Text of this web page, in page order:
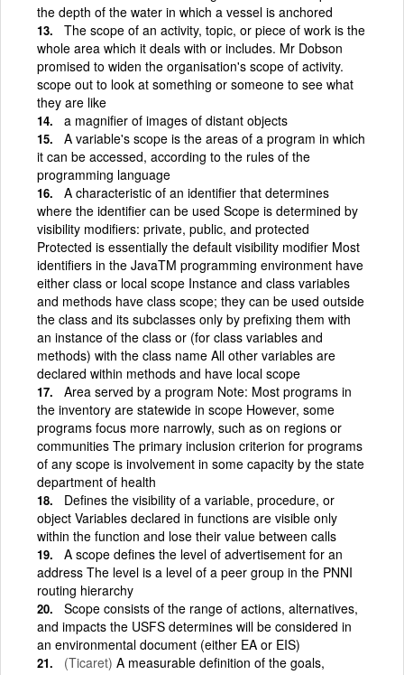
the depth of the water in which a vessel is anchored
The scope of an activity, topic, or piece of work is the
whole area which it deals with or includes. Mr Dobson
promised to widen the organisation's scope of activity.
scope out to look at something or someone to see what
they are like
a magnifier of images of distant objects
A variable's scope is the areas of a program in which
it can be accessed, according to the rules of the
programming language
A characteristic of an identifier that determines
where the identifier can be used Scope is determined by
visibility modifiers: private, public, and protected
Protected is essentially the default visibility modifier Most
identifiers in the JavaTM programming environment have
either class or local scope Instance and class variables
and methods have class scope; they can be used outside
the class and its subclasses only by prefixing them with
an instance of the class or (for class variables and
methods) with the class name All other variables are
declared within methods and have local scope
Area served by a program Note: Most programs in
the inventory are statewide in scope However, some
programs focus more narrowly, such as on regions or
communities The primary inclusion criterion for programs
of any scope is involvement in some capacity by the state
department of health
Defines the visibility of a variable, procedure, or
object Variables declared in functions are visible only
within the function and lose their value between calls
A scope defines the level of advertisement for an
address The level is a level of a peer group in the PNNI
routing hierarchy
Scope consists of the range of actions, alternatives,
and impacts the USFS determines will be considered in
an environmental document (either EA or EIS)
(Ticaret) A measurable definition of the goals,